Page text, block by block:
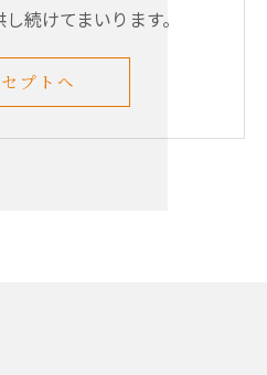
続けてまいります。
プトへ